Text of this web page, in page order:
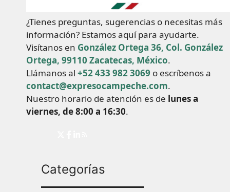
¿Tienes preguntas, sugerencias o necesitas más
información? Estamos aquí para ayudarte.
Visítanos en González Ortega 36, Col. González
Ortega, 99110 Zacatecas, México.
Llámanos al +52 433 982 3069 o escríbenos a
contact@expresocampeche.com.
Nuestro horario de atención es de lunes a
viernes, de 8:00 a 16:30.
Categorías